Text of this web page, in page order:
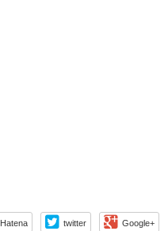
Hatena twitter Google+